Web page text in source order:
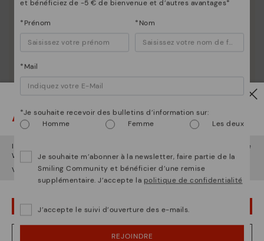
Attention !
Il semble que vous êtes en
et vous allez accéder au site
Web deFrance.
Voulez-vous aller sur le site Web deÉtats-Unis ?
OUPS... JE ME SUIS TROMPÉ, JE VEUX RESTER EN ÉTATS-UNIS
NON, JE VEUX ALLER SUR LE SITE WEB DU FRANCE
et bénéficiez de -5 € de bienvenue et d’autres avantages*
*Prénom *Nom
*Mail
*Je souhaite recevoir des bulletins d’information sur:
Homme
Femme Les deux
Je souhaite m’abonner à la newsletter, faire partie de la
Smiling Community et bénéficier d’une remise
supplémentaire. J’accepte la politique de confidentialité
J’accepte le suivi d’ouverture des e-mails.
REJOINDRE